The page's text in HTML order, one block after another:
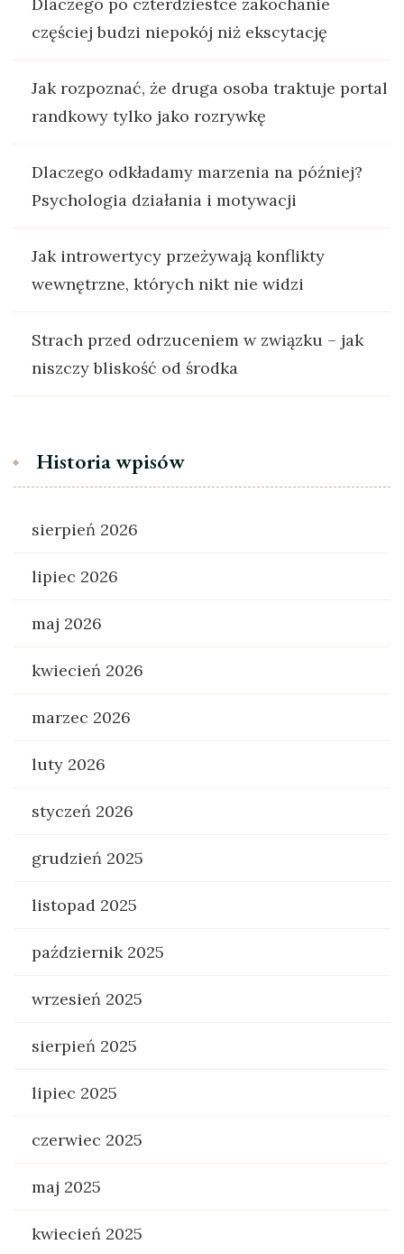
częściej budzi niepokój niż ekscytację
Jak rozpoznać, że druga osoba traktuje portal
randkowy tylko jako rozrywkę
Dlaczego odkładamy marzenia na później?
Psychologia działania i motywacji
Jak introwertycy przeżywają konflikty
wewnętrzne, których nikt nie widzi
Strach przed odrzuceniem w związku – jak
niszczy bliskość od środka
Historia wpisów
sierpień 2026
lipiec 2026
maj 2026
kwiecień 2026
marzec 2026
luty 2026
styczeń 2026
grudzień 2025
listopad 2025
październik 2025
wrzesień 2025
sierpień 2025
lipiec 2025
czerwiec 2025
maj 2025
kwiecień 2025